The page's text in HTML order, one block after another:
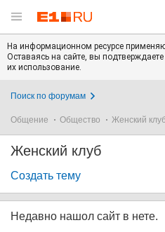
На информационном ресурсе
Оставаясь на сайте, вы подтверждаете
их использование.
Поиск по форумам
Общение Общество Женский
Женский клуб
Создать тему
Недавно нашол сайт в нете.